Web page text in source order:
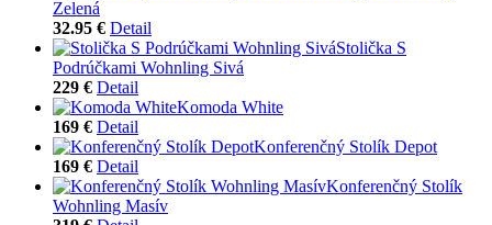
Zelená
32.95 € Detail
Stolička S
Podrúčkami Wohnling Sivá
229 € Detail
Komoda White
169 € Detail
Konferenčný Stolík Depot
169 € Detail
Konferenčný Stolík
Wohnling Masív